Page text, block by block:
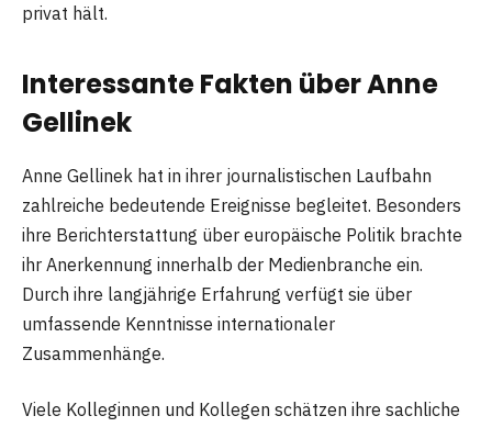
privat hält.
Interessante Fakten über Anne
Gellinek
Anne Gellinek hat in ihrer journalistischen Laufbahn
zahlreiche bedeutende Ereignisse begleitet. Besonders
ihre Berichterstattung über europäische Politik brachte
ihr Anerkennung innerhalb der Medienbranche ein.
Durch ihre langjährige Erfahrung verfügt sie über
umfassende Kenntnisse internationaler
Zusammenhänge.
Viele Kolleginnen und Kollegen schätzen ihre sachliche